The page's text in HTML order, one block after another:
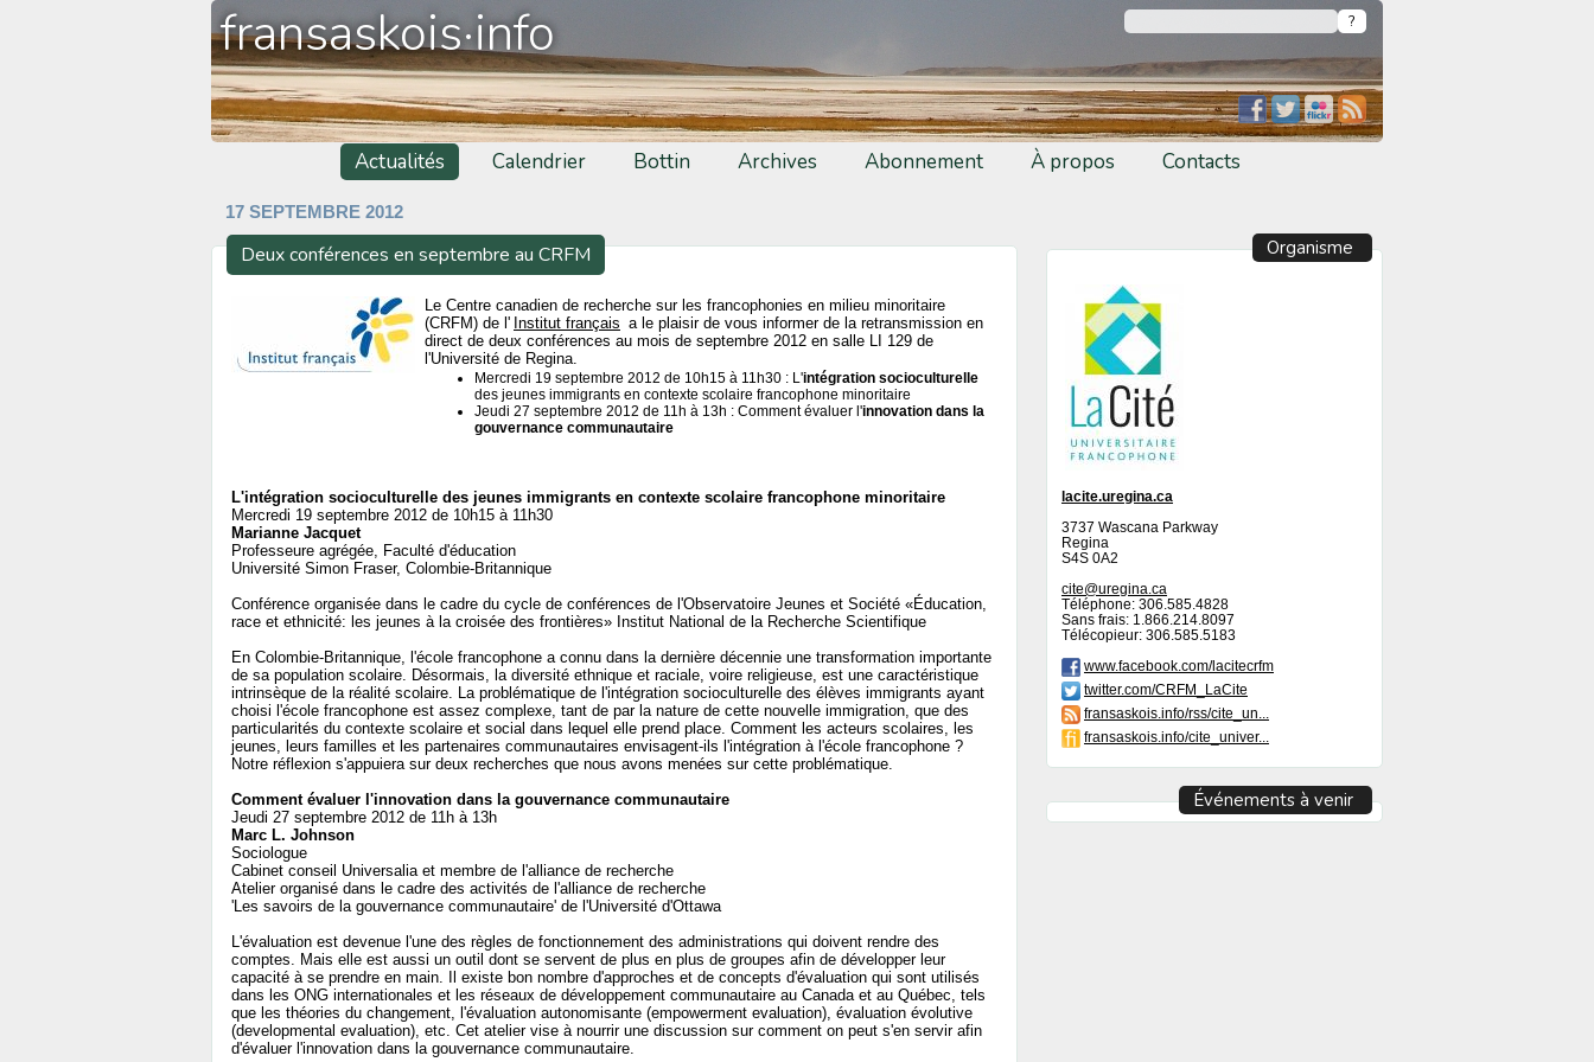
fransaskois·info
Actualités Calendrier Bottin Archives Abonnement À propos Contacts
17 SEPTEMBRE 2012
Deux conférences en septembre au CRFM
Le Centre canadien de recherche sur les francophonies en milieu minoritaire
(CRFM) de l' Institut français a le plaisir de vous informer de la retransmission en
direct de deux conférences au mois de septembre 2012 en salle LI 129 de
l'Université de Regina.
Mercredi 19 septembre 2012 de 10h15 à 11h30 : L'intégration socioculturelle
des jeunes immigrants en contexte scolaire francophone minoritaire
Jeudi 27 septembre 2012 de 11h à 13h : Comment évaluer l'innovation dans la
gouvernance communautaire
L'intégration socioculturelle des jeunes immigrants en contexte scolaire francophone minoritaire
Mercredi 19 septembre 2012 de 10h15 à 11h30
Marianne Jacquet
Professeure agrégée, Faculté d'éducation
Université Simon Fraser, Colombie-Britannique
Conférence organisée dans le cadre du cycle de conférences de l'Observatoire Jeunes et Société «Éducation,
race et ethnicité: les jeunes à la croisée des frontières» Institut National de la Recherche Scientifique
En Colombie-Britannique, l'école francophone a connu dans la dernière décennie une transformation importante
de sa population scolaire. Désormais, la diversité ethnique et raciale, voire religieuse, est une caractéristique
intrinsèque de la réalité scolaire. La problématique de l'intégration socioculturelle des élèves immigrants ayant
choisi l'école francophone est assez complexe, tant de par la nature de cette nouvelle immigration, que des
particularités du contexte scolaire et social dans lequel elle prend place. Comment les acteurs scolaires, les
jeunes, leurs familles et les partenaires communautaires envisagent-ils l'intégration à l'école francophone ?
Notre réflexion s'appuiera sur deux recherches que nous avons menées sur cette problématique.
Comment évaluer l'innovation dans la gouvernance communautaire
Jeudi 27 septembre 2012 de 11h à 13h
Marc L. Johnson
Sociologue
Cabinet conseil Universalia et membre de l'alliance de recherche
Atelier organisé dans le cadre des activités de l'alliance de recherche
'Les savoirs de la gouvernance communautaire' de l'Université d'Ottawa
L'évaluation est devenue l'une des règles de fonctionnement des administrations qui doivent rendre des
comptes. Mais elle est aussi un outil dont se servent de plus en plus de groupes afin de développer leur
capacité à se prendre en main. Il existe bon nombre d'approches et de concepts d'évaluation qui sont utilisés
dans les ONG internationales et les réseaux de développement communautaire au Canada et au Québec, tels
que les théories du changement, l'évaluation autonomisante (empowerment evaluation), évaluation évolutive
(developmental evaluation), etc. Cet atelier vise à nourrir une discussion sur comment on peut s'en servir afin
d'évaluer l'innovation dans la gouvernance communautaire.
Organisme
lacite.uregina.ca
3737 Wascana Parkway
Regina
S4S 0A2
cite@uregina.ca
Téléphone: 306.585.4828
Sans frais: 1.866.214.8097
Télécopieur: 306.585.5183
www.facebook.com/lacitecrfm
twitter.com/CRFM_LaCite
fransaskois.info/rss/cite_un...
fransaskois.info/cite_univer...
Événements à venir